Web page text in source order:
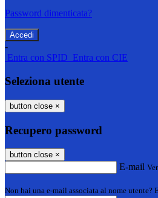
Password dimenticata?
-
Entra con SPID Entra con CIE
Seleziona utente
button close ×
Recupero password
button close ×
E-mail
Non hai una e-mail associata al nome utente?